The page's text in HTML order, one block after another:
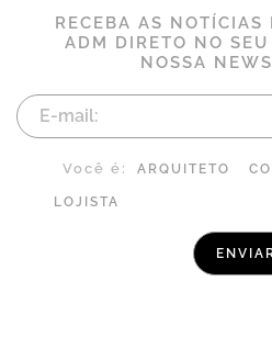
RECEBA AS NOTÍCIAS
ADM DIRETO NO
NOSSA
Você é: ARQUITETO
LOJISTA